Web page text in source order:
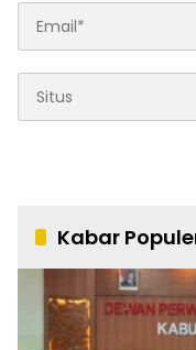
Kabar